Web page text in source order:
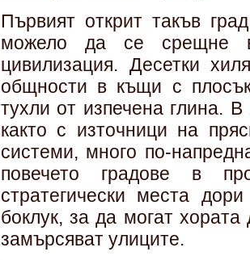
Първият открит такъв
можело да се срещне в
цивилизация. Десетки
общности в къщи с
тухли от изпечена глина.
както с източници на
системи, много по-
повечето градове в
стратегически места
боклук, за да могат
замърсяват улиците.